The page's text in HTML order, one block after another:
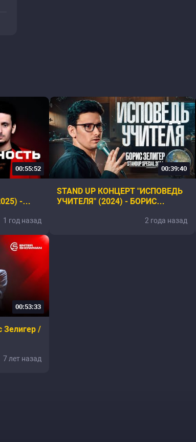
00:55:52
-
1 год назад
00:39:40
STAND UP КОНЦЕРТ "ИСПОВЕДЬ
УЧИТЕЛЯ" (2024) - БОРИС
2 года назад
00:53:33
Зелигер /
7 лет назад